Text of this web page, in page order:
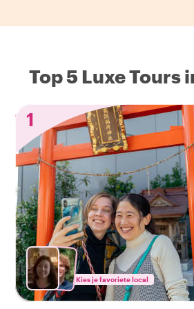
Top 5 Luxe Tours
1
Kies je favoriete local